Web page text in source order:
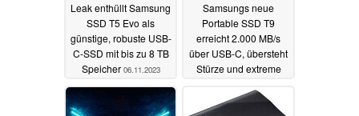
Leak enthüllt Samsung
SSD T5 Evo als
günstige, robuste USB-
C-SSD mit bis zu 8 TB
Speicher 06.11.2023
Samsungs neue
Portable SSD T9
erreicht 2.000 MB/s
über USB-C, übersteht
Stürze und extreme